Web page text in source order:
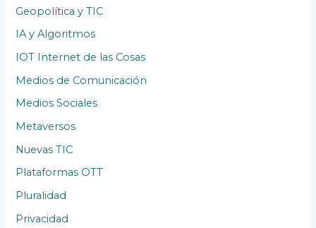
Geopolítica y TIC
IA y Algoritmos
IOT Internet de las Cosas
Medios de Comunicación
Medios Sociales
Metaversos
Nuevas TIC
Plataformas OTT
Pluralidad
Privacidad